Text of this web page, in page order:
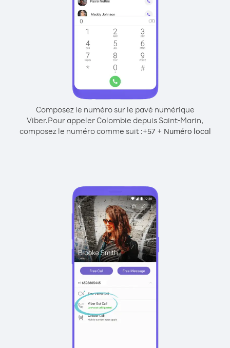
Composez le numéro sur le pavé numérique
Viber.Pour appeler Colombie depuis Saint-Marin,
composez le numéro comme suit :+57+ Numéro local